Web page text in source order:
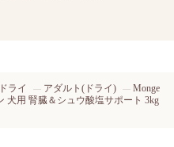
ドライ アダルト(ドライ)
Monge
犬用 腎臓＆シュウ酸塩サポート 3kg